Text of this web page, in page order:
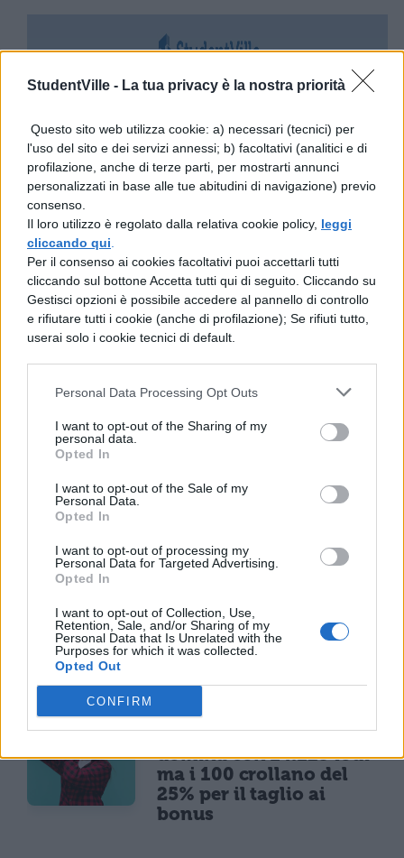
StudentVille - La tua privacy è la nostra priorità
Questo sito web utilizza cookie: a) necessari (tecnici) per
l'uso del sito e dei servizi annessi; b) facoltativi (analitici e di
profilazione, anche di terze parti, per mostrarti annunci
personalizzati in base alle tue abitudini di navigazione) previo
consenso.
Il loro utilizzo è regolato dalla relativa cookie policy, leggi
cliccando qui
Per il consenso ai cookies facoltativi puoi accettarli tutti
cliccando sul bottone Accetta tutti qui di seguito. Cliccando su
Gestisci opzioni è possibile accedere al pannello di controllo
e rifiutare tutti i cookie (anche di profilazione); Se rifiuti tutto,
userai solo i cookie tecnici di default.
Personal Data Processing Opt Outs
I want to opt-out of the Sharing of my
personal data.
Opted In
I want to opt-out of the Sale of my
Personal Data.
Opted In
I want to opt-out of processing my
Personal Data for Targeted Advertising.
Opted In
I want to opt-out of Collection, Use,
Retention, Sale, and/or Sharing of my
Personal Data that Is Unrelated with the
Purposes for which it was collected.
Opted Out
CONFIRM
TI POTREBBE INTERESSARE
Maturità 2026, il sud
domina con 14.123 lodi
ma i 100 crollano del
25% per il taglio ai
bonus